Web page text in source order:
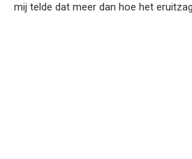
mij telde dat meer dan hoe het